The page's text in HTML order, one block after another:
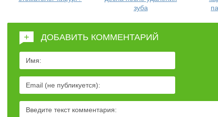
зуба
+ ДОБАВИТЬ КОММЕНТАРИЙ